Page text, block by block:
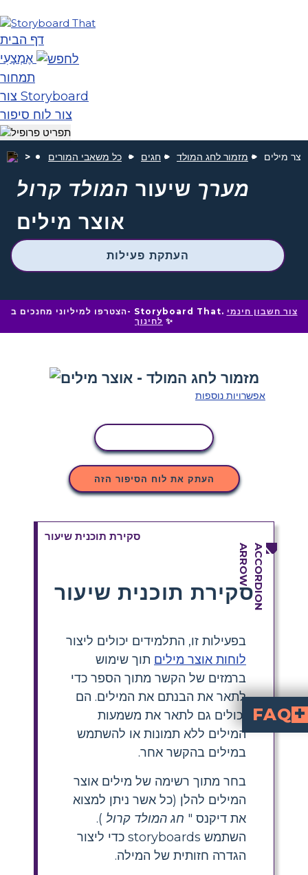
דף הבית
אֶמְצָעִי
תמחור
צור Storyboard
צור לוח סיפור
כל משאבי המורים חגים מזמור לחג המולד מילים
מערך שיעור המולד קרול
אוצר מילים
העתקת פעילות
הצטרפו למיליוני מחנכים ב- Storyboard That. צור חשבון חינמי
לחינוך ✨
אפשרויות נוספות
העתק את לוח הסיפור הזה
סקירת תוכנית שיעור
סקירת תוכנית שיעור
בפעילות זו, התלמידים יכולים ליצור
לוחות אוצר מילים תוך שימוש
ברמזים של הקשר מתוך הספר כדי
לתאר את הבנתם את המילים. הם
יכולים גם לתאר את משמעות
המילים ללא תמונות או להשתמש
במילים בהקשר אחר.
בחר מתוך רשימה של מילים אוצר
המילים להלן (כל אשר ניתן למצוא
את דיקנס " חג המולד קרול ).
השתמש storyboards כדי ליצור
הגדרה חזותית של המילה.
FAQ